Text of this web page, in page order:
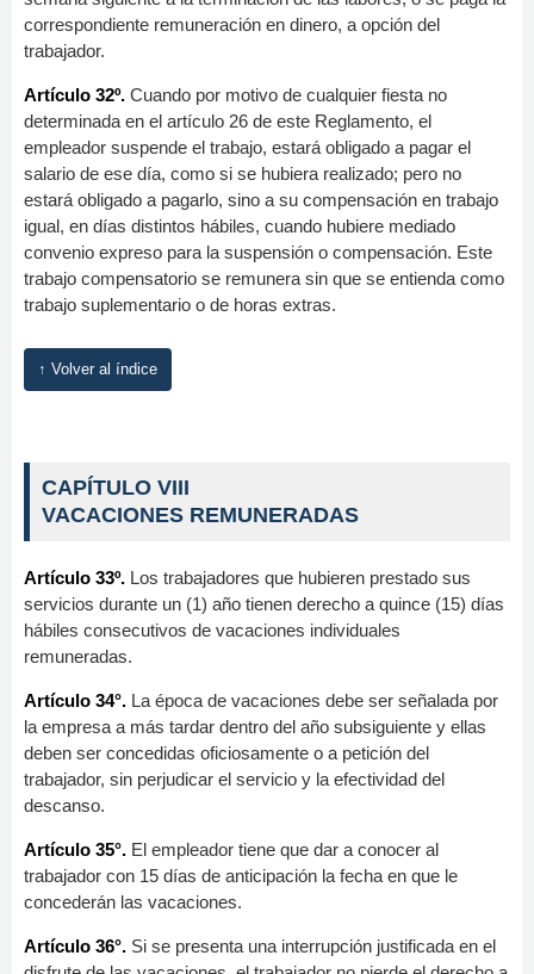
correspondiente remuneración en dinero, a opción del
trabajador.
Artículo 32º. Cuando por motivo de cualquier fiesta no
determinada en el artículo 26 de este Reglamento, el
empleador suspende el trabajo, estará obligado a pagar el
salario de ese día, como si se hubiera realizado; pero no
estará obligado a pagarlo, sino a su compensación en trabajo
igual, en días distintos hábiles, cuando hubiere mediado
convenio expreso para la suspensión o compensación. Este
trabajo compensatorio se remunera sin que se entienda como
trabajo suplementario o de horas extras.
↑ Volver al índice
CAPÍTULO VIII
VACACIONES REMUNERADAS
Artículo 33º. Los trabajadores que hubieren prestado sus
servicios durante un (1) año tienen derecho a quince (15) días
hábiles consecutivos de vacaciones individuales
remuneradas.
Artículo 34°. La época de vacaciones debe ser señalada por
la empresa a más tardar dentro del año subsiguiente y ellas
deben ser concedidas oficiosamente o a petición del
trabajador, sin perjudicar el servicio y la efectividad del
descanso.
Artículo 35°. El empleador tiene que dar a conocer al
trabajador con 15 días de anticipación la fecha en que le
concederán las vacaciones.
Artículo 36°. Si se presenta una interrupción justificada en el